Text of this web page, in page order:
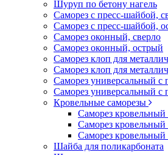
Шуруп по бетону нагель
Саморез с пресс-шайбой,
Саморез с пресс-шайбой,
Саморез оконный, сверло
Саморез оконный, острый
Саморез клоп для
Саморез клоп для
Саморез универсальный
Саморез универсальный с
Кровельные саморезы
Саморез
Саморез
Саморез
Шайба для поликарбоната